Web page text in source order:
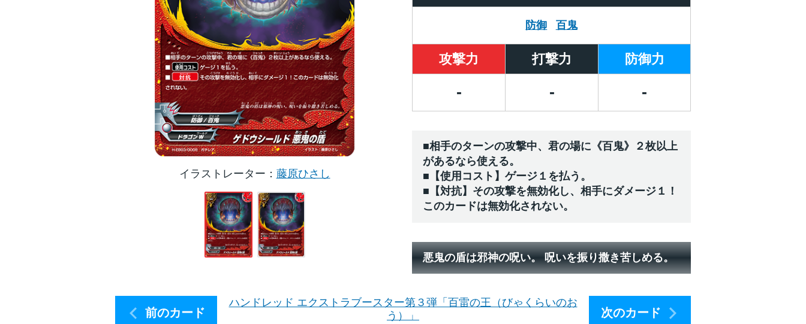
イラストレーター 藤原ひさし
防御 百鬼
攻撃力 打撃力 防御力
- - -
■相手のターンの攻撃中、君の場に《百鬼》２枚以上
があるなら使える。
■【使用コスト】ゲージ１を払う。
■【対抗】その攻撃を無効化し、相手にダメージ１！
このカードは無効化されない。
悪鬼の盾は邪神の呪い。 呪いを振り撒き苦しめる。
前のカード
ハンドレッド エクストラブースター第３弾「百雷の王（びゃくらいのお
う）」
次のカード